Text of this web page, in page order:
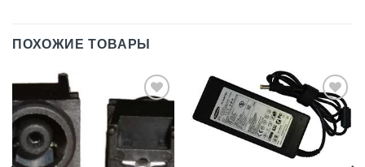
ПОХОЖИЕ ТОВАРЫ
Избранное
Добавить
в
Избранное